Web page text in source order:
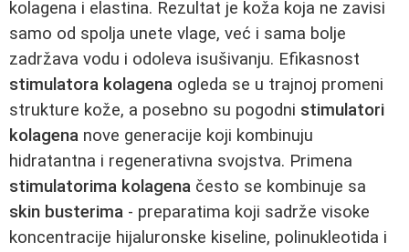
kolagena i elastina. Rezultat je koža koja ne zavisi
samo od spolja unete vlage, već i sama bolje
zadržava vodu i odoleva isušivanju. Efikasnost
stimulatora kolagena ogleda se u trajnoj promeni
strukture kože, a posebno su pogodni stimulatori
kolagena nove generacije koji kombinuju
hidratantna i regenerativna svojstva. Primena
stimulatorima kolagena često se kombinuje sa
skin busterima - preparatima koji sadrže visoke
koncentracije hijaluronske kiseline, polinukleotida i